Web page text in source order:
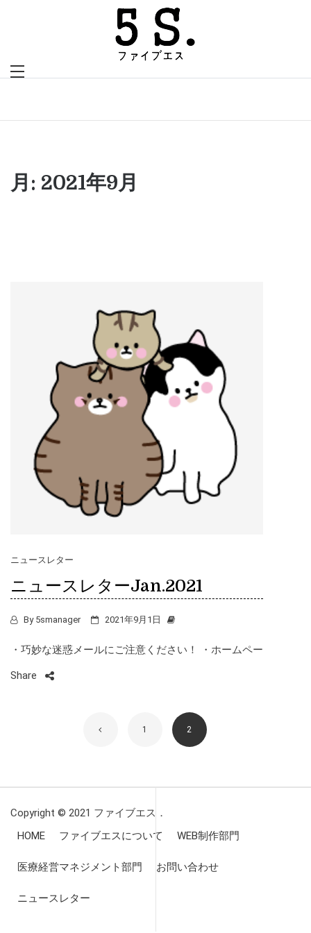
福岡のホームペ
介護経営マネジ
ス）
ファイブエスは福岡を拠点に、ホー
トに取り組んでいる会社です
月: 2021年9月
ニュースレター
ニュースレターJan.2021
By 5smanager 2021年9月1日
・巧妙な迷惑メールにご注意ください！ ・ホームペー
Share
1 2
Copyright © 2021 ファイブエス．
HOME
ファイブエスについて WEB制作部門
医療経営マネジメント部門 お問い合わせ
ニュースレター